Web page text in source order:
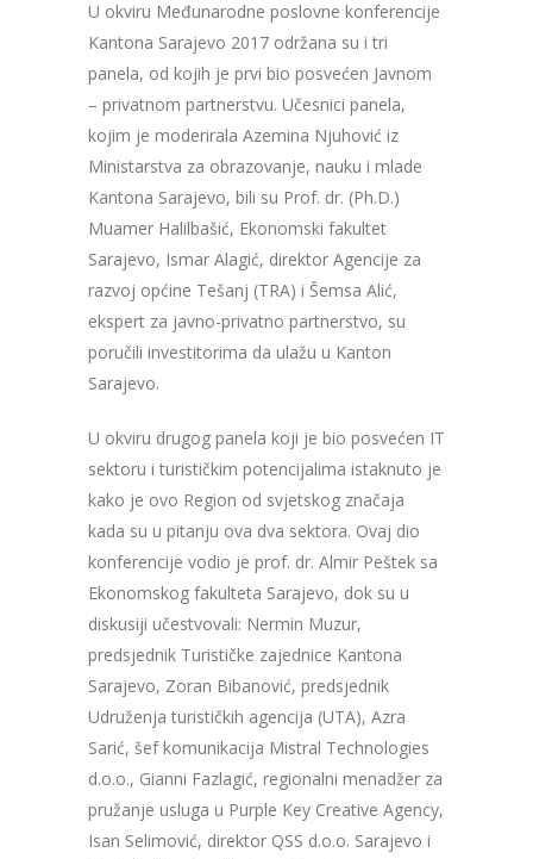
U okviru Međunarodne poslovne konferencije
Kantona Sarajevo 2017 održana su i tri
panela, od kojih je prvi bio posvećen Javnom
– privatnom partnerstvu. Učesnici panela,
kojim je moderirala Azemina Njuhović iz
Ministarstva za obrazovanje, nauku i mlade
Kantona Sarajevo, bili su Prof. dr. (Ph.D.)
Muamer Halilbašić, Ekonomski fakultet
Sarajevo, Ismar Alagić, direktor Agencije za
razvoj općine Tešanj (TRA) i Šemsa Alić,
ekspert za javno-privatno partnerstvo, su
poručili investitorima da ulažu u Kanton
Sarajevo.
U okviru drugog panela koji je bio posvećen IT
sektoru i turističkim potencijalima istaknuto je
kako je ovo Region od svjetskog značaja
kada su u pitanju ova dva sektora. Ovaj dio
konferencije vodio je prof. dr. Almir Peštek sa
Ekonomskog fakulteta Sarajevo, dok su u
diskusiji učestvovali: Nermin Muzur,
predsjednik Turističke zajednice Kantona
Sarajevo, Zoran Bibanović, predsjednik
Udruženja turističkih agencija (UTA), Azra
Sarić, šef komunikacija Mistral Technologies
d.o.o., Gianni Fazlagić, regionalni menadžer za
pružanje usluga u Purple Key Creative Agency,
Isan Selimović, direktor QSS d.o.o. Sarajevo i